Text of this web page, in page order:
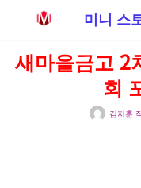
텐
미니 스
새마을금고 2
회
김지훈